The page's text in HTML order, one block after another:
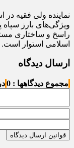
نماینده ولی فقیه در
ویژگی‌های بارز سپاه
راسخ و ساختاری
اسلامی استوار است.
ارسال دیدگاه
مجموع دیدگاهها : 0
قوانین ارسال دیدگاه